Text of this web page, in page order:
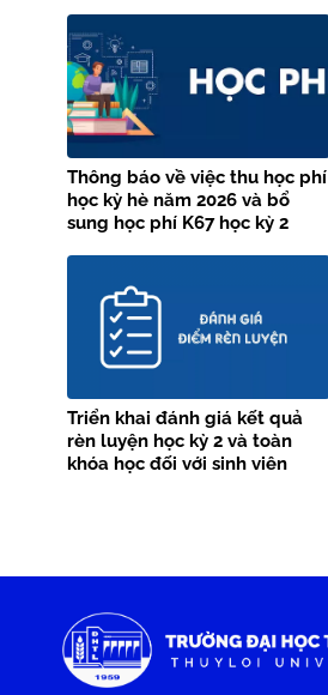
Thông báo về việc thu học phí
học kỳ hè năm 2026 và bổ
sung học phí K67 học kỳ 2
Triển khai đánh giá kết quả
rèn luyện học kỳ 2 và toàn
khóa học đối với sinh viên